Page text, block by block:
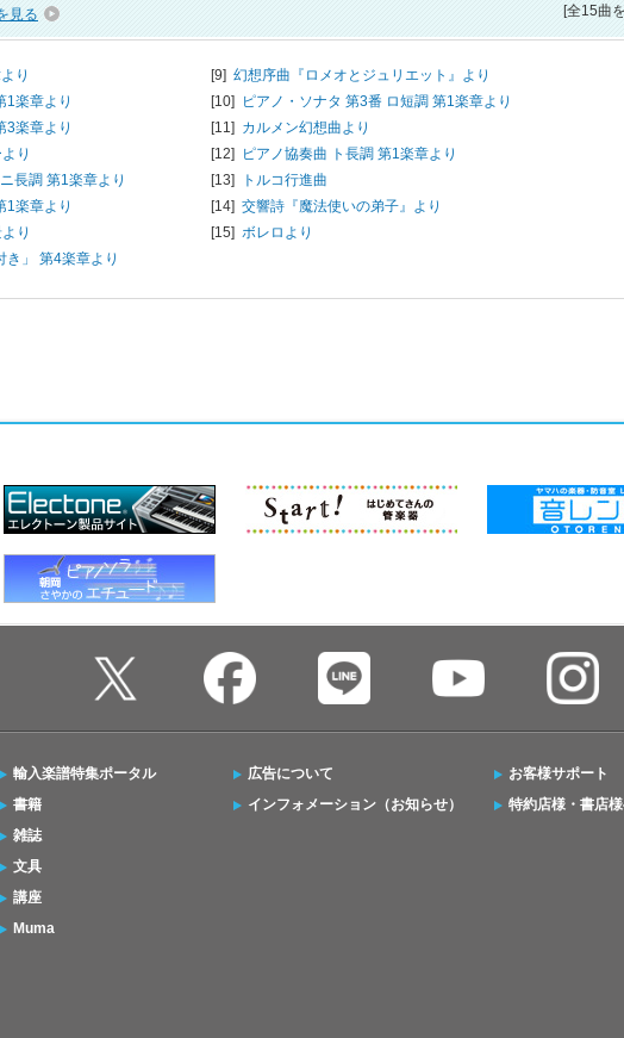
見る [全15曲
り
1楽章より
3楽章より
り
長調 第1楽章より
1楽章より
り
き」 第4楽章より
[9] 幻想序曲『ロメオとジュリエット』より
[10] ピアノ・ソナタ 第3番 ロ短調 第1楽章より
[11] カルメン幻想曲より
[12] ピアノ協奏曲 ト長調 第1楽章より
[13]
トルコ行進曲
[14] 交響詩『魔法使いの弟子』より
[15] ボレロより
輸入楽譜特集ポータル
書籍
雑誌
文具
講座
Muma
広告について
インフォメーション（お知らせ）
お客様サポート
特約店様・書店